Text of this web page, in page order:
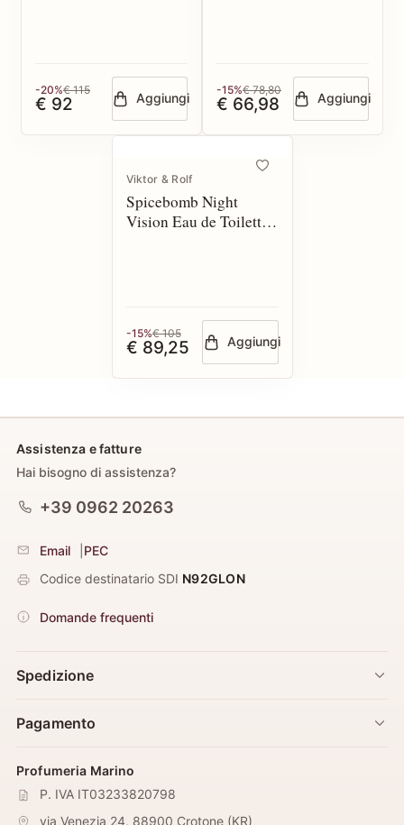
-20%€ 115
€ 92 Aggiungi
-15%€ 78,80
€ 66,98 Aggiungi
Viktor & Rolf
Spicebomb Night
Vision Eau de Toilette
-15%€ 105
€ 89,25 Aggiungi
Assistenza e fatture
Hai bisogno di assistenza?
+39 0962 20263
Email
PEC
Codice destinatario SDI N92GLON
Domande frequenti
Spedizione
Pagamento
Profumeria Marino
P. IVA IT03233820798
via Venezia 24, 88900 Crotone (KR)